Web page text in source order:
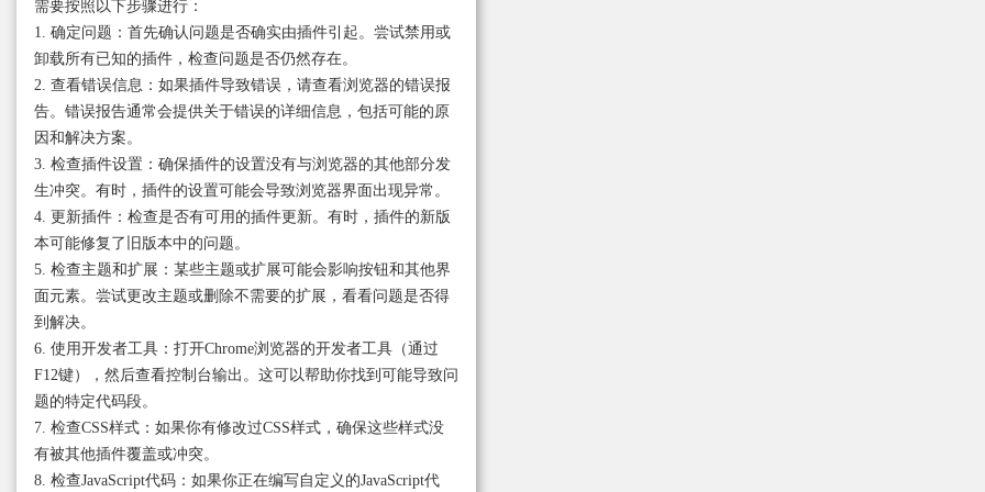
需要按照以下步骤进行：
1. 确定问题：首先确认问题是否确实由插件引起。尝试禁用或
卸载所有已知的插件，检查问题是否仍然存在。
2. 查看错误信息：如果插件导致错误，请查看浏览器的错误报
告。错误报告通常会提供关于错误的详细信息，包括可能的原
因和解决方案。
3. 检查插件设置：确保插件的设置没有与浏览器的其他部分发
生冲突。有时，插件的设置可能会导致浏览器界面出现异常。
4. 更新插件：检查是否有可用的插件更新。有时，插件的新版
本可能修复了旧版本中的问题。
5. 检查主题和扩展：某些主题或扩展可能会影响按钮和其他界
面元素。尝试更改主题或删除不需要的扩展，看看问题是否得
到解决。
6. 使用开发者工具：打开Chrome浏览器的开发者工具（通过
F12键），然后查看控制台输出。这可以帮助你找到可能导致问
题的特定代码段。
7. 检查CSS样式：如果你有修改过CSS样式，确保这些样式没
有被其他插件覆盖或冲突。
8. 检查JavaScript代码：如果你正在编写自定义的JavaScript代